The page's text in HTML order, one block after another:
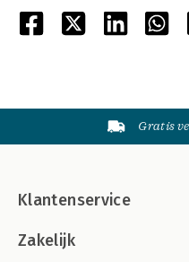
Gratis
Klantenservice
Zakelijk